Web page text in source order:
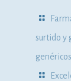
surtido y